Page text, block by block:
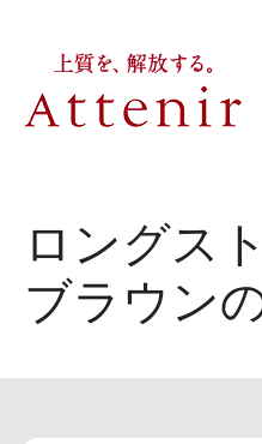
購入履
ロングス
ブラウン